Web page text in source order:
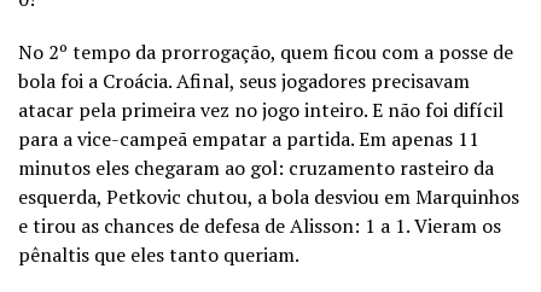
No 2º tempo da prorrogação, quem ficou com a posse de
bola foi a Croácia. Afinal, seus jogadores precisavam
atacar pela primeira vez no jogo inteiro. E não foi difícil
para a vice-campeã empatar a partida. Em apenas 11
minutos eles chegaram ao gol: cruzamento rasteiro da
esquerda, Petkovic chutou, a bola desviou em Marquinhos
e tirou as chances de defesa de Alisson: 1 a 1. Vieram os
pênaltis que eles tanto queriam.